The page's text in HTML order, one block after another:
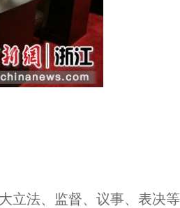
法、监督、议事、表决等